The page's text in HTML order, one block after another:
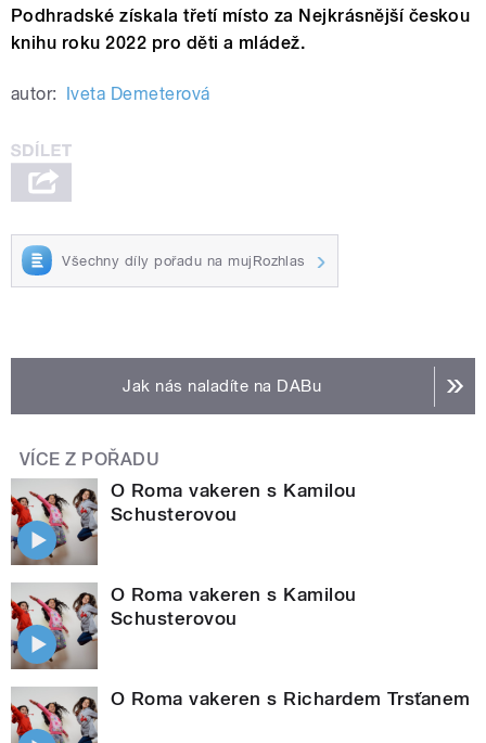
Podhradské získala třetí místo za Nejkrásnější českou
knihu roku 2022 pro děti a mládež.
autor: Iveta Demeterová
Všechny díly pořadu na mujRozhlas
Jak nás naladíte na DABu
VÍCE Z POŘADU
O Roma vakeren s Kamilou
Schusterovou
O Roma vakeren s Kamilou
Schusterovou
O Roma vakeren s Richardem Trsťanem